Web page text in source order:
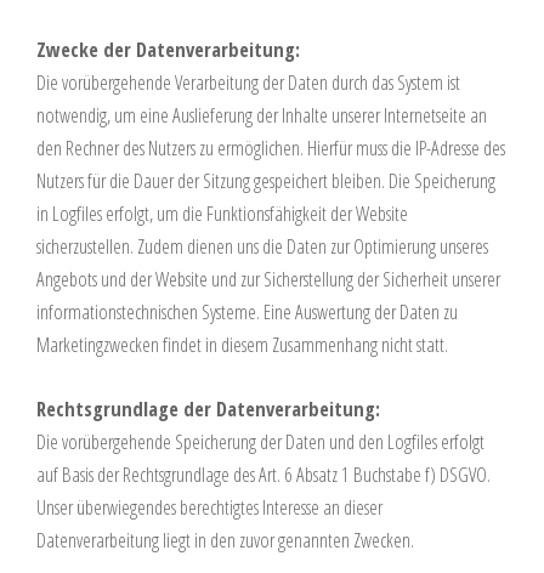
Zwecke der Datenverarbeitung:
Die vorübergehende Verarbeitung der Daten durch das System ist
notwendig, um eine Auslieferung der Inhalte unserer Internetseite an
den Rechner des Nutzers zu ermöglichen. Hierfür muss die IP-Adresse des
Nutzers für die Dauer der Sitzung gespeichert bleiben. Die Speicherung
in Logfiles erfolgt, um die Funktionsfähigkeit der Website
sicherzustellen. Zudem dienen uns die Daten zur Optimierung unseres
Angebots und der Website und zur Sicherstellung der Sicherheit unserer
informationstechnischen Systeme. Eine Auswertung der Daten zu
Marketingzwecken findet in diesem Zusammenhang nicht statt.
Rechtsgrundlage der Datenverarbeitung:
Die vorübergehende Speicherung der Daten und den Logfiles erfolgt
auf Basis der Rechtsgrundlage des Art. 6 Absatz 1 Buchstabe f) DSGVO.
Unser überwiegendes berechtigtes Interesse an dieser
Datenverarbeitung liegt in den zuvor genannten Zwecken.